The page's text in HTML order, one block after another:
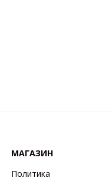
МАГАЗИН
Политика